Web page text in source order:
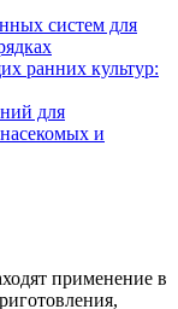
систем для
ранних культур:
для
и
применение в